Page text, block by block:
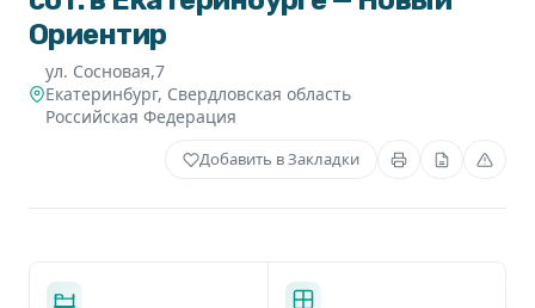
Ориентир
ул. Сосновая,7
Екатеринбург, Свердловская область
Российская Федерация
Добавить в Закладки